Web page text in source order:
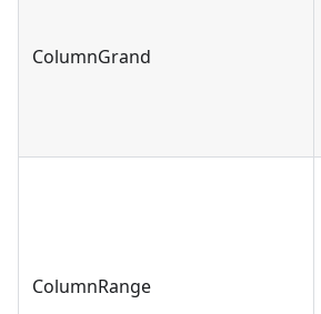
ColumnGrand
ColumnRange